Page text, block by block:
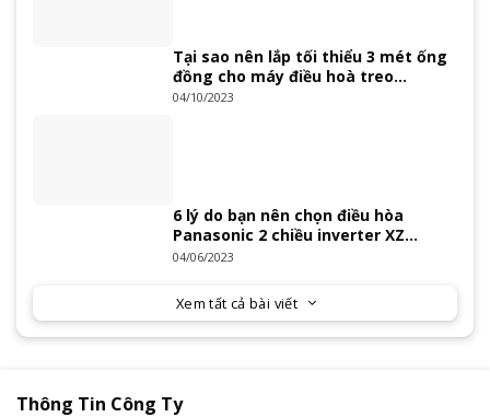
Tại sao nên lắp tối thiểu 3 mét ống
đồng cho máy điều hoà treo
tường?
04/10/2023
6 lý do bạn nên chọn điều hòa
Panasonic 2 chiều inverter XZ
Series 2023
04/06/2023
Xem tất cả bài viết
Thông Tin Công Ty